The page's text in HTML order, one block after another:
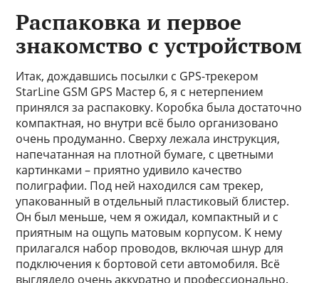
Распаковка и первое
знакомство с устройством
Итак, дождавшись посылки с GPS-трекером
StarLine GSM GPS Мастер 6, я с нетерпением
принялся за распаковку. Коробка была достаточно
компактная, но внутри всё было организовано
очень продуманно. Сверху лежала инструкция,
напечатанная на плотной бумаге, с цветными
картинками – приятно удивило качество
полиграфии. Под ней находился сам трекер,
упакованный в отдельный пластиковый блистер.
Он был меньше, чем я ожидал, компактный и с
приятным на ощупь матовым корпусом. К нему
прилагался набор проводов, включая шнур для
подключения к бортовой сети автомобиля. Всё
выглядело очень аккуратно и профессионально.